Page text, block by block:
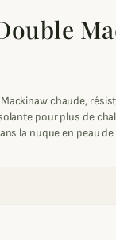
chaude,
pour plus de
la nuque en peau